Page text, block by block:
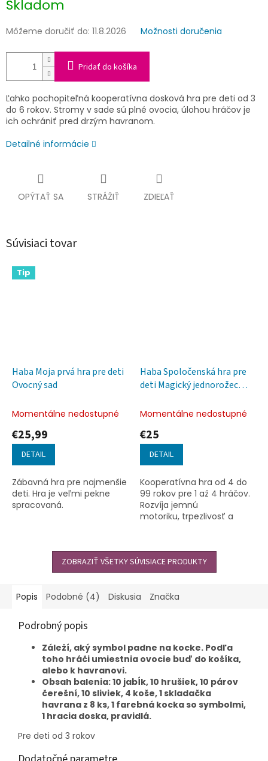
cena:
Skladom
Môžeme doručiť do: 11.8.2026 Možnosti doručenia
Pridať do košíka
Ľahko pochopiteľná kooperatívna dosková hra pre deti od 3
do 6 rokov. Stromy v sade sú plné ovocia, úlohou hráčov je
ich ochrániť pred drzým havranom.
Detailné informácie
OPÝTAŤ SA STRÁŽIŤ ZDIEĽAŤ
Súvisiaci tovar
Tip
Haba Moja prvá hra pre deti
Ovocný sad
Momentálne nedostupné
€25,99
DETAIL
Zábavná hra pre najmenšie
deti. Hra je veľmi pekne
spracovaná.
Haba Spoločenská hra pre
deti Magický jednorožec
verzia
Momentálne nedostupné
€25
DETAIL
Kooperatívna hra od 4 do
99 rokov pre 1 až 4 hráčov.
Rozvíja jemnú
motoriku, trpezlivosť a
zhromaždiť 10 ružových...
ZOBRAZIŤ VŠETKY SÚVISIACE PRODUKTY
Popis Podobné (4) Diskusia Značka
Podrobný popis
Záleží, aký symbol padne na kocke. Podľa
toho hráči umiestnia ovocie buď do košíka,
alebo k havranovi.
Obsah balenia: 10 jabĺk, 10 hrušiek, 10 párov
čerešní, 10 sliviek, 4 koše, 1 skladačka
havrana z 8 ks, 1 farebná kocka so symbolmi,
1 hracia doska, pravidlá.
Pre deti od 3 rokov